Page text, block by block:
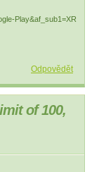
Play&af_sub1=XR
Odpovědět
of 100,